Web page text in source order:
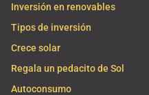
Inversión en renovables
Tipos de inversión
Crece solar
Regala un pedacito de Sol
Autoconsumo